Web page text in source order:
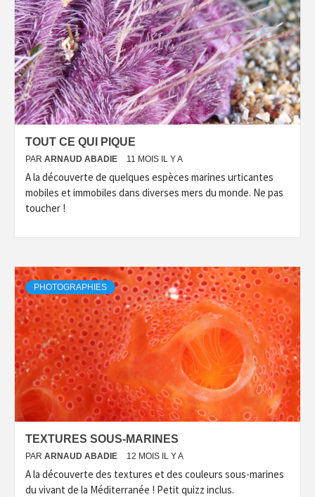
TOUT CE QUI PIQUE
PAR ARNAUD ABADIE 11 MOIS IL Y A
A la découverte de quelques espèces marines urticantes
mobiles et immobiles dans diverses mers du monde. Ne pas
toucher !
PHOTOGRAPHIES
TEXTURES SOUS-MARINES
PAR ARNAUD ABADIE 12 MOIS IL Y A
A la découverte des textures et des couleurs sous-marines
du vivant de la Méditerranée ! Petit quizz inclus.